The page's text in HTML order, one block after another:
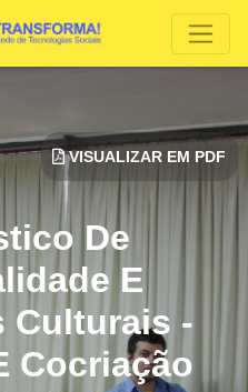
De
E
Culturais -
Cocriação
VISUALIZAR EM PDF